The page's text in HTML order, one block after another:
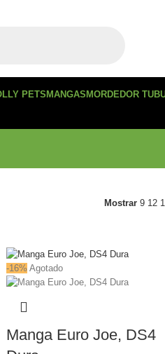
PETS MANGAS MORDEDOR
Mostrar 9 12
-16% Agotado
Manga Euro Joe, DS4